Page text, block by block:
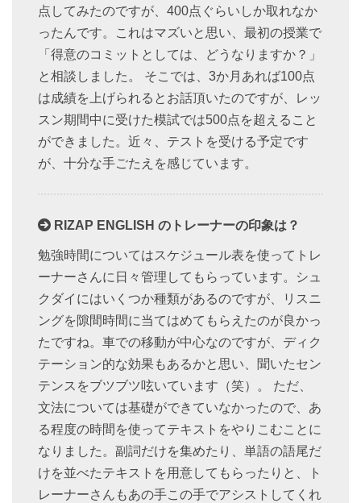
点してみたのですが、400点ぐらいしか取れなか
ったんです。これはマズいと思い、最初の授業で
「得意のコミットとしては、どうなりますか？」
と相談しました。 そこでは、3か月あれば100点
は成績を上げられるとお話頂いたのですが、レッ
スン期間中に受けた模試では500点を超えること
ができました。近々、テストを受ける予定です
が、十分な手ごたえを感じています。
RIZAP ENGLISH のトレーナーの印象は？
勉強時間についてはスケジュール表を使ってトレ
ーナーさんに日々管理してもらっています。シュ
クダイにはいくつか種類があるのですが、リスニ
ングを隙間時間に当てはめてもらえたのが良かっ
たですね。車での移動が中心なのですが、ディク
テーション的な効果もあるかと思い、聞いたセン
テンスをブツブツ呟いています（笑）。 ただ、
文法については基礎ができていなかったので、あ
る程度の時間を使ってテキストをやりこむことに
なりました。副詞だけを集めたり、単語の語尾だ
けを並べたテキストを用意してもらったりと、ト
レーナーさんもあの手この手でアシストしてくれ